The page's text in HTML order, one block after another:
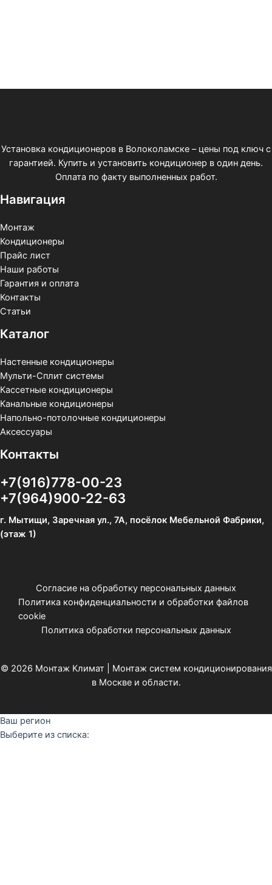
Установка кондиционеров в Волоколамске – цены под ключ с
гарантией. Купить и установить кондиционер в один день.
Оплата по факту выполненных работ.
Навигация
Монтаж
Кондиционеры
Прайс лист
Наши работы
Гарантия и оплата
Контакты
Статьи
Каталог
Настенные кондиционеры
Мульти-Сплит системы
Кассетные кондиционеры
Канальные кондиционеры
Напольно-потолочные кондиционеры
Аксессуары
Контакты
+7(916)778-00-23
+7(964)900-22-63
г. Мытищи, Заречная ул., 7А, посёлок Мебельной Фабрики,
(этаж 1)
Согласие на обработку персональных данных
Политика конфиденциальности и обработки файлов
cookie
Политика обработки персональных данных
© 2026 Монтаж Климат | Монтаж систем кондиционирования
в Москве и области.
Ваш регион
Выберите из списка: